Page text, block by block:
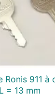
Ronis 911 à
= 13 mm